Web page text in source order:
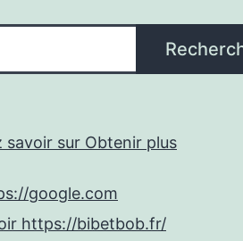
savoir sur Obtenir plus
google.com
https://bibetbob.fr/